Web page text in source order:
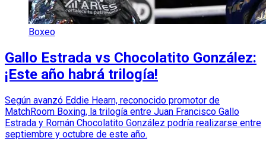
Boxeo
Gallo Estrada vs Chocolatito González:
¡Este año habrá trilogía!
Según avanzó Eddie Hearn, reconocido promotor de
MatchRoom Boxing, la trilogía entre Juan Francisco Gallo
Estrada y Román Chocolatito González podría realizarse entre
septiembre y octubre de este año.